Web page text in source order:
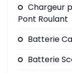
Chargeur
Pont Roulant
Batterie
Batterie